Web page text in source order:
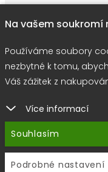
Na vašem soukromí
Používáme soubory
nezbytné k tomu,
Váš zážitek z
Více informací
Souhlasím
Podrobné nastavení